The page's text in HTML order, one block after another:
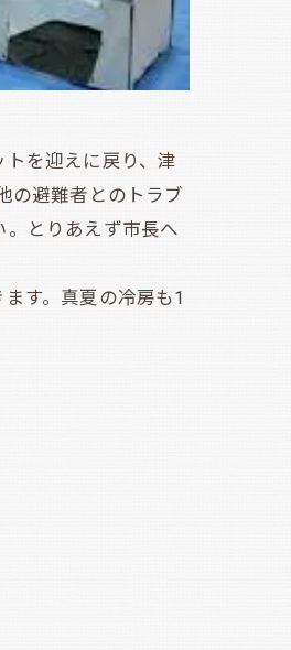
を迎えに戻り、津
の避難者とのトラブ
。とりあえず市長へ
す。真夏の冷房も1